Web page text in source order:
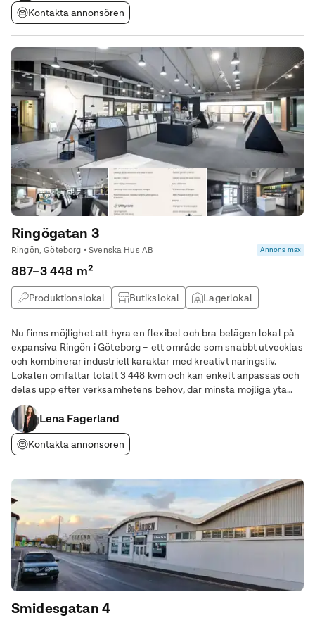
Kontakta annonsören
Ringögatan 3
Ringön, Göteborg • Svenska Hus AB Annons max
887–3 448 m²
Produktionslokal Butikslokal Lagerlokal
Nu finns möjlighet att hyra en flexibel och bra belägen lokal på
expansiva Ringön i Göteborg – ett område som snabbt utvecklas
och kombinerar industriell karaktär med kreativt näringsliv.
Lokalen omfattar totalt 3 448 kvm och kan enkelt anpassas och
delas upp efter verksamhetens behov, där minsta möjliga yta
uppgår till ca 887 kvm. Detta skapar goda förutsättningar för
såväl mindre aktörer som
Lena Fagerland
Kontakta annonsören
Smidesgatan 4